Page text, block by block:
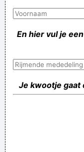
En hier vul je
Je kwootje gaat